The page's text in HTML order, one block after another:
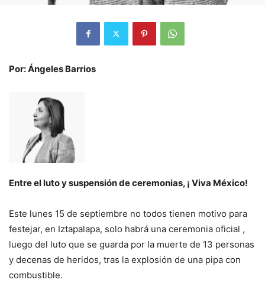
Por: Ángeles Barrios
Entre el luto y suspensión de ceremonias, ¡ Viva México!
Este lunes 15 de septiembre no todos tienen motivo para
festejar, en Iztapalapa, solo habrá una ceremonia oficial ,
luego del luto que se guarda por la muerte de 13 personas
y decenas de heridos, tras la explosión de una pipa con
combustible.